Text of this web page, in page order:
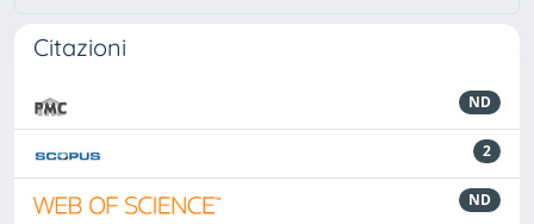
Citazioni
ND
2
ND